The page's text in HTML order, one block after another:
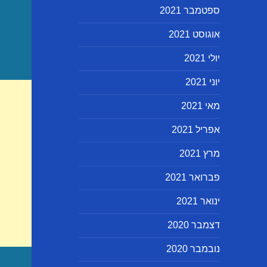
ספטמבר 2021
אוגוסט 2021
יולי 2021
יוני 2021
מאי 2021
אפריל 2021
מרץ 2021
פברואר 2021
ינואר 2021
דצמבר 2020
נובמבר 2020